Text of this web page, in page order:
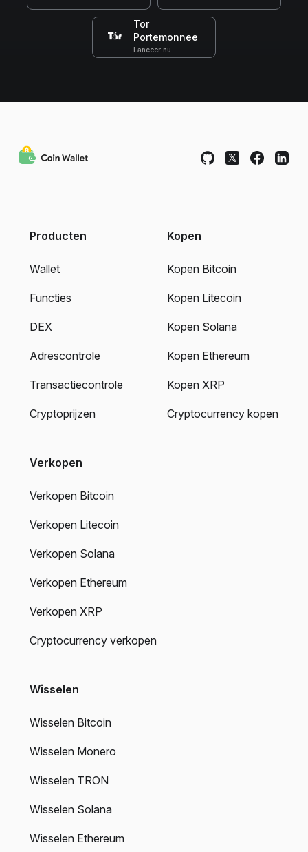
Tor
Portemonnee
Lanceer nu
Producten
Wallet
Functies
DEX
Adrescontrole
Transactiecontrole
Cryptoprijzen
Kopen
Kopen Bitcoin
Kopen Litecoin
Kopen Solana
Kopen Ethereum
Kopen XRP
Cryptocurrency kopen
Verkopen
Verkopen Bitcoin
Verkopen Litecoin
Verkopen Solana
Verkopen Ethereum
Verkopen XRP
Cryptocurrency verkopen
Wisselen
Wisselen Bitcoin
Wisselen Monero
Wisselen TRON
Wisselen Solana
Wisselen Ethereum